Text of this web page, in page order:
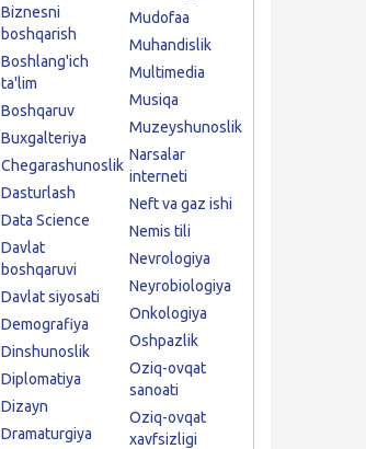
Biznesni
boshqarish
Boshlang'ich
ta'lim
Boshqaruv
Buxgalteriya
Chegarashunoslik
Dasturlash
Data Science
Davlat
boshqaruvi
Davlat siyosati
Demografiya
Dinshunoslik
Diplomatiya
Dizayn
Dramaturgiya
Mudofaa
Muhandislik
Multimedia
Musiqa
Muzeyshunoslik
Narsalar
interneti
Neft va gaz ishi
Nemis tili
Nevrologiya
Neyrobiologiya
Onkologiya
Oshpazlik
Oziq-ovqat
sanoati
Oziq-ovqat
xavfsizligi